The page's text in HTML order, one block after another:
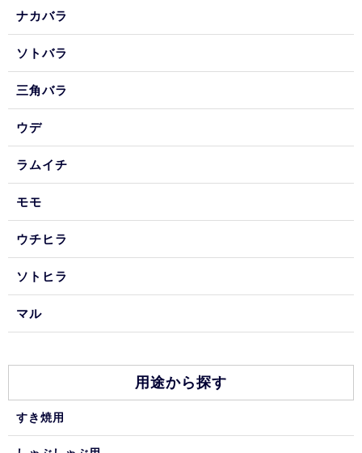
ナカバラ
ソトバラ
三角バラ
ウデ
ラムイチ
モモ
ウチヒラ
ソトヒラ
マル
用途から探す
すき焼用